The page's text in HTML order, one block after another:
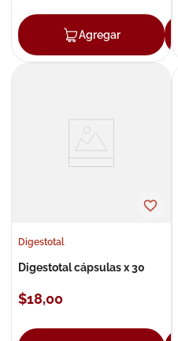
Agregar
Digestotal
Digestotal cápsulas x 30
$18,00